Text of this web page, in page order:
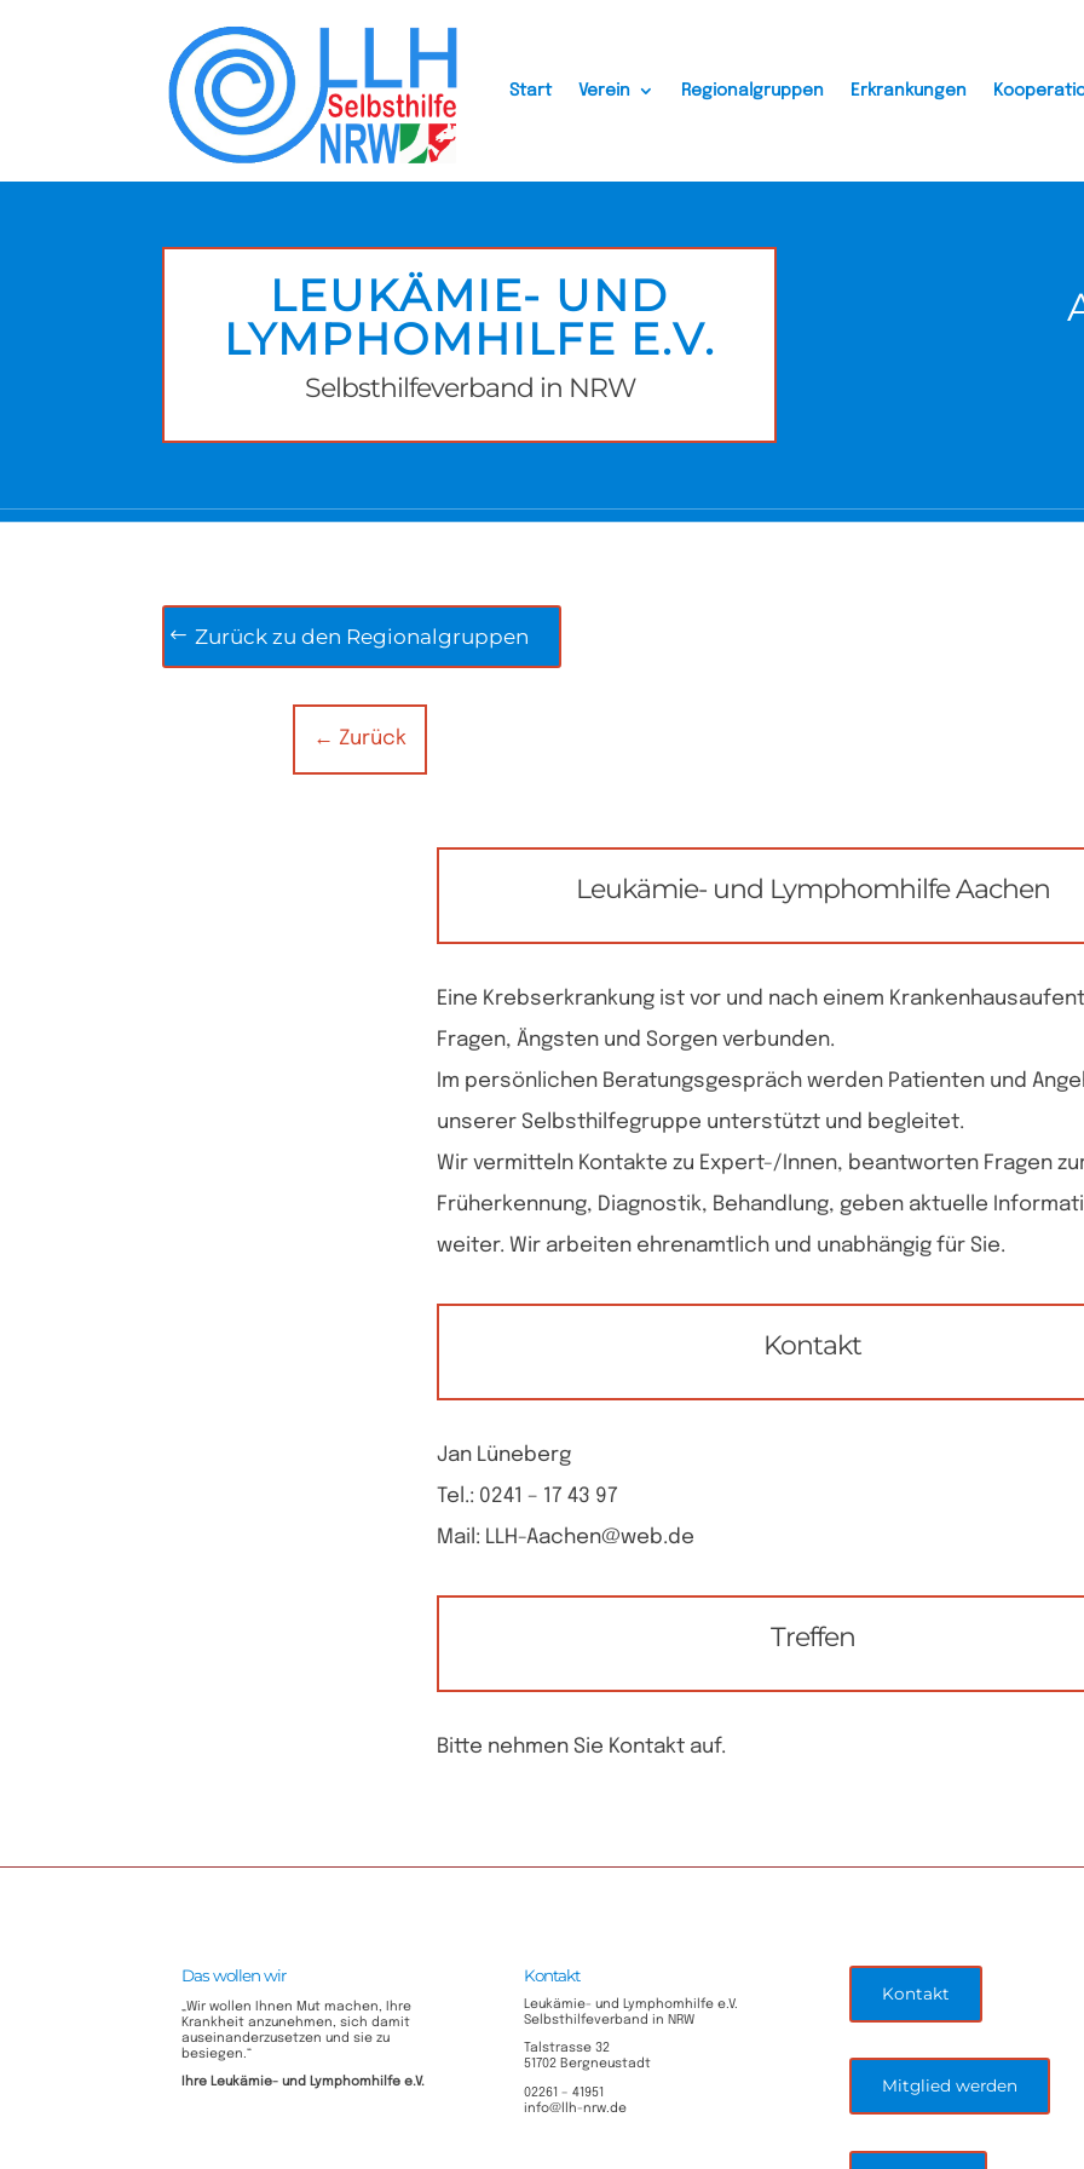
Start Verein Regionalgruppen Erkrankungen
LEUKÄMIE- UND
LYMPHOMHILFE E.V.
Selbsthilfeverband in NRW
Zurück zu den Regionalgruppen
← Zurück
Leukämie- und Lymphomhilfe Aachen
Eine Krebserkrankung ist vor und nach einem
Fragen, Ängsten und Sorgen verbunden.
Im persönlichen Beratungsgespräch werden Patienten und
unserer Selbsthilfegruppe unterstützt und begleitet.
Wir vermitteln Kontakte zu Expert-/Innen, beantworten Fragen
Früherkennung, Diagnostik, Behandlung, geben aktuelle
weiter. Wir arbeiten ehrenamtlich und unabhängig für Sie.
Kontakt
Jan Lüneberg
Tel.: 0241 – 17 43 97
Mail: LLH-Aachen@web.de
Treffen
Bitte nehmen Sie Kontakt auf.
Das wollen wir
„Wir wollen Ihnen Mut machen, Ihre
Krankheit anzunehmen, sich damit
auseinanderzusetzen und sie zu
besiegen.“
Ihre Leukämie- und Lymphomhilfe e.V.​
Kontakt
Leukämie- und Lymphomhilfe e.V.
Selbsthilfeverband in NRW
Talstrasse 32
51702 Bergneustadt
02261 – 41951
info@llh-nrw.de
Kontakt
Mitglied werden